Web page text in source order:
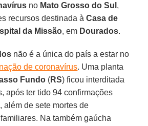
no Mato Grosso do Sul ,
recursos destinada àCasa de
da Missão, em Dourados.
não é a única do país a estar no
de coronavírus. Uma planta
Fundo (RS) ficou interditada
após ter tido 94 confirmações
além de sete mortes de
Na também gaúcha